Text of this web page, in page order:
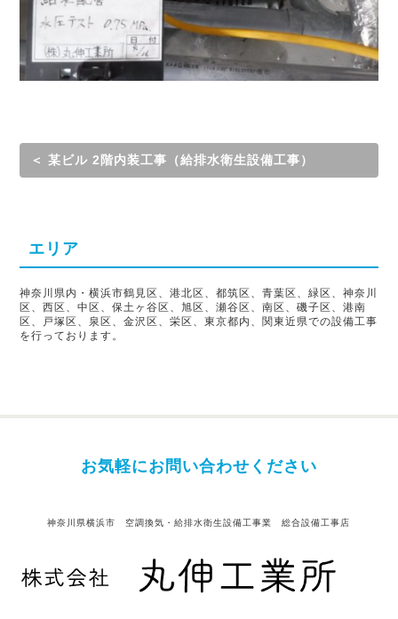
＜ 某ビル 2階内装工事（給排水衛生設備工事）
エリア
神奈川県内・横浜市鶴見区、港北区、都筑区、青葉区、緑区、神奈川
区、西区、中区、保土ヶ谷区、旭区、瀬谷区、南区、磯子区、港南
区、戸塚区、泉区、金沢区、栄区、東京都内、関東近県での設備工事
を行っております。
お気軽にお問い合わせください
神奈川県横浜市 空調換気・給排水衛生設備工事業 総合設備工事店